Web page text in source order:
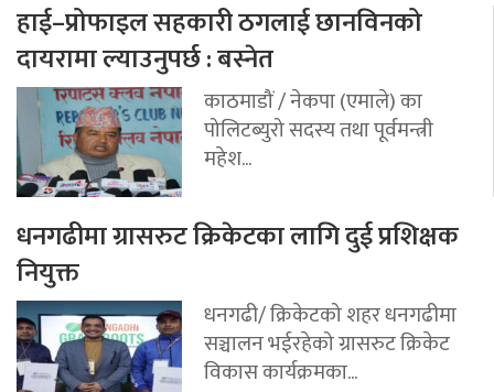
हाई–प्रोफाइल सहकारी ठगलाई छानविनको
दायरामा ल्याउनुपर्छ : बस्नेत
काठमाडौं / नेकपा (एमाले) का
पोलिटब्युरो सदस्य तथा पूर्वमन्त्री
महेश...
धनगढीमा ग्रासरुट क्रिकेटका लागि दुई प्रशिक्षक
नियुक्त
धनगढी/ क्रिकेटको शहर धनगढीमा
सञ्चालन भईरहेको ग्रासरुट क्रिकेट
विकास कार्यक्रमका...